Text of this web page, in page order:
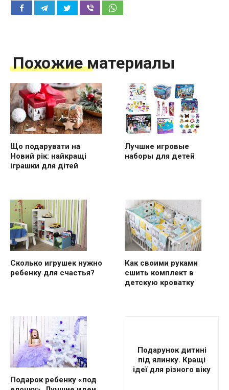
Похожие материалы
Що подарувати на
Новий рік: найкращі
іграшки для дітей
Лучшие игровые
наборы для детей
Сколько игрушек нужно
ребенку для счастья?
Как своими руками
сшить комплект в
детскую кроватку
Подарок ребенку «под
Подарунок дитині
під ялинку. Кращі
ідеї для різного віку